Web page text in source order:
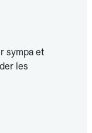
sympa et
les